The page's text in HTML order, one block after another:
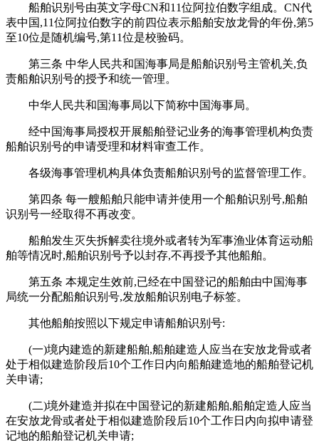
船舶识别号由英文字母CN和11位阿拉伯数字组成。CN代
表中国,11位阿拉伯数字的前四位表示船舶安放龙骨的年份,第5
至10位是随机编号,第11位是校验码。
第三条 中华人民共和国海事局是船舶识别号主管机关,负
责船舶识别号的授予和统一管理。
中华人民共和国海事局以下简称中国海事局。
经中国海事局授权开展船舶登记业务的海事管理机构负责
船舶识别号的申请受理和材料审查工作。
各级海事管理机构具体负责船舶识别号的监督管理工作。
第四条 每一艘船舶只能申请并使用一个船舶识别号,船舶
识别号一经取得不再改变。
船舶发生灭失拆解卖往境外或者转为军事渔业体育运动船
舶等情况时,船舶识别号予以封存,不再授予其他船舶。
第五条 本规定生效前,已经在中国登记的船舶由中国海事
局统一分配船舶识别号,发放船舶识别电子标签。
其他船舶按照以下规定申请船舶识别号:
(一)境内建造的新建船舶,船舶建造人应当在安放龙骨或者
处于相似建造阶段后10个工作日内向船舶建造地的船舶登记机
关申请;
(二)境外建造并拟在中国登记的新建船舶,船舶定造人应当
在安放龙骨或者处于相似建造阶段后10个工作日内向拟申请登
记地的船舶登记机关申请;